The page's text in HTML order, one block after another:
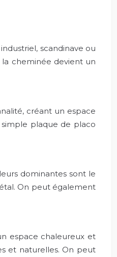
scandinave ou
cheminée devient un
créant un espace
plaque de placo
dominantes sont le
On peut également
espace chaleureux et
et naturelles. On peut